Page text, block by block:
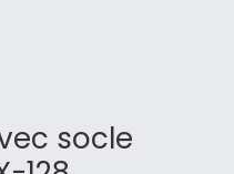
socle